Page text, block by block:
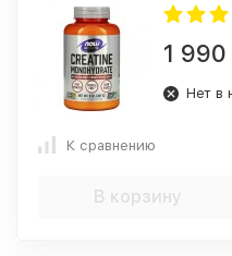
1 990
Нет в
К сравнению
В корзину